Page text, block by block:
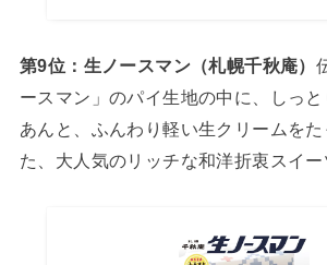
第9位：生ノースマン（札幌千秋庵）
ースマン」のパイ生地の中に、しっ
あんと、ふんわり軽い生クリームを
た、大人気のリッチな和洋折衷スイー